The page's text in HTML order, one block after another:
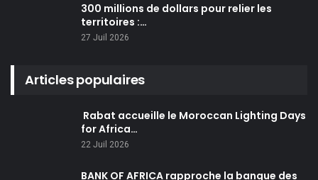
300 millions de dollars pour relier les
territoires :…
27 Juil 2026
Articles populaires
Rabat accueille le Moroccan Lighting Days
for Africa…
22 Juil 2026
BANK OF AFRICA rapproche la banque des